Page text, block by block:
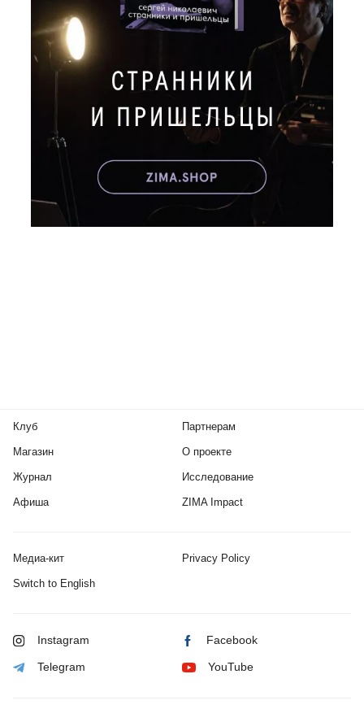
Клуб
Магазин
Журнал
Афиша
Партнерам
О проекте
Исследование
ZIMA Impact
Медиа-кит Privacy Policy
Switch to English
Instagram Facebook
Telegram YouTube